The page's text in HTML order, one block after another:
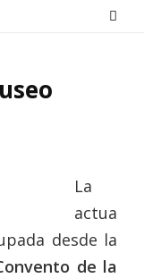
La
actua
desde la
de la